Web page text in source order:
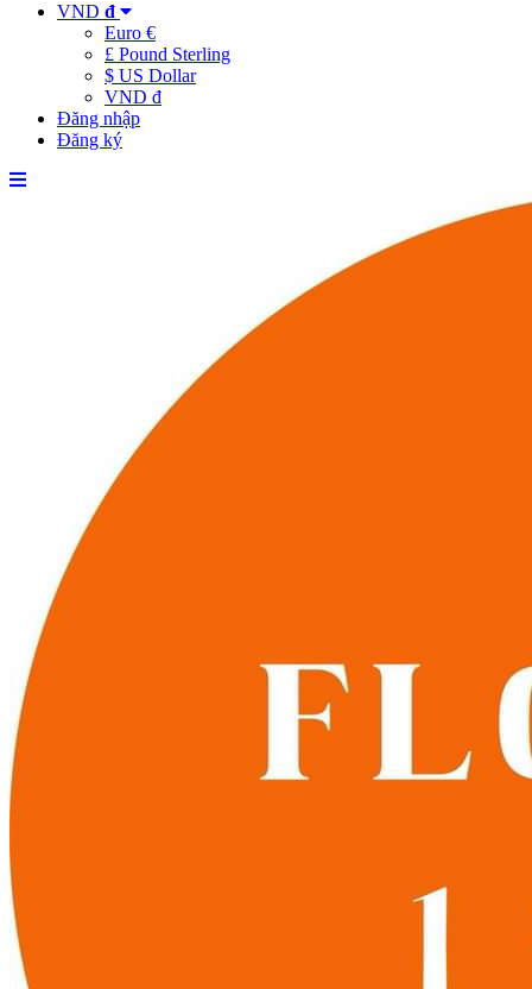
VND đ
Euro €
£ Pound Sterling
$ US Dollar
VND đ
Đăng nhập
Đăng ký